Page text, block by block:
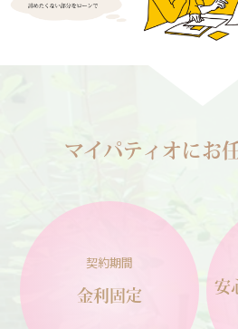
マイパティオにお
契約期間
金利固定 安